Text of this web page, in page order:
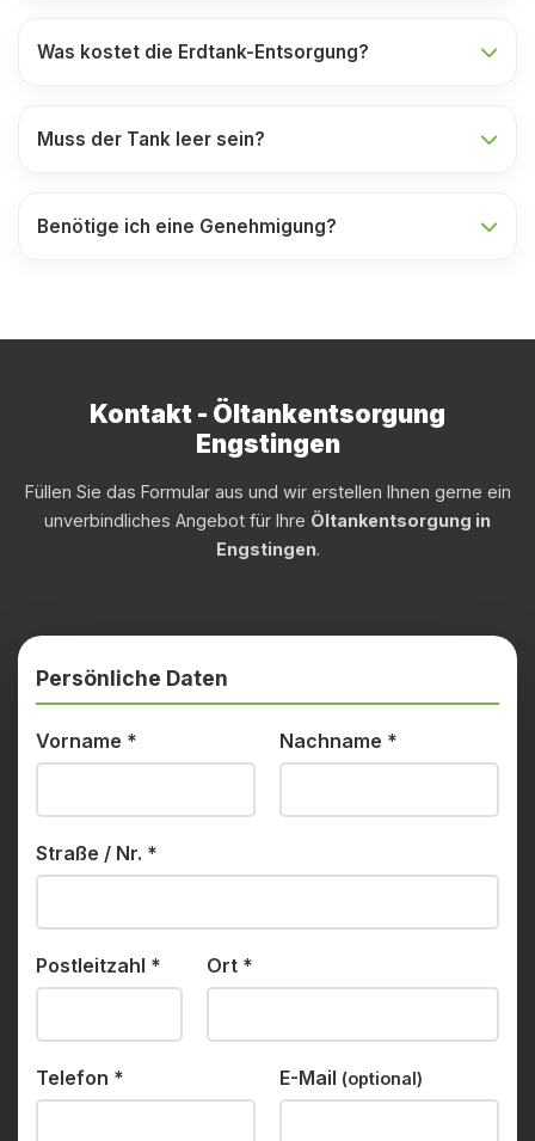
Was kostet die Erdtank-Entsorgung?
Muss der Tank leer sein?
Benötige ich eine Genehmigung?
Kontakt - Öltankentsorgung
Engstingen
Füllen Sie das Formular aus und wir erstellen Ihnen gerne ein
unverbindliches Angebot für Ihre Öltankentsorgung in
Engstingen.
Persönliche Daten
Vorname * Nachname *
Straße / Nr. *
Postleitzahl * Ort *
Telefon * E-Mail (optional)